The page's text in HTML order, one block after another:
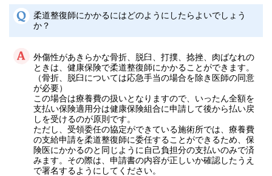
柔道整復師にかかるにはどのようにしたらよいでしょう
か？
外傷性があきらかな骨折、脱臼、打撲、捻挫、肉ばなれの
ときは、健康保険で柔道整復師にかかることができます。
（骨折、脱臼については応急手当の場合を除き医師の同意
が必要）
この場合は療養費の扱いとなりますので、いったん全額を
支払い保険適用分は健康保険組合に申請して後から払い戻
しを受けるのが原則です。
ただし、受領委任の協定ができている施術所では、療養費
の支給申請を柔道整復師に委任することができるため、保
険医にかかるのと同じように自己負担分の支払いのみで済
みます。その際は、申請書の内容が正しいか確認したうえ
で署名するようにしてください。